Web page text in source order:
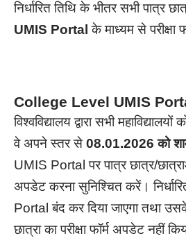
निर्धारित तिथि के भीतर सभी पात्र
UMIS Portal के माध्यम से परीक्षा
College Level UMIS
विश्वविद्यालय द्वारा सभी
वे अपने स्तर से 08.01.2026 को
UMIS Portal पर पात्र छात्र/
अपडेट करना सुनिश्चित करें।
Portal बंद कर दिया जाएगा तथा
छात्रा का परीक्षा फॉर्म अपडेट नहीं